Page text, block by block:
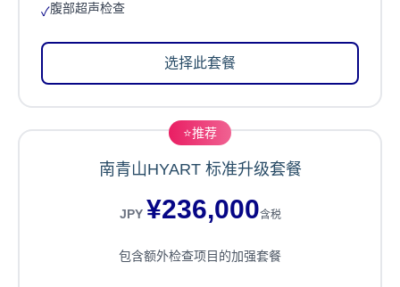
✓腹部超声检查
选择此套餐
⭐推荐
南青山HYART 标准升级套餐
JPY ¥236,000含税
包含额外检查项目的加强套餐